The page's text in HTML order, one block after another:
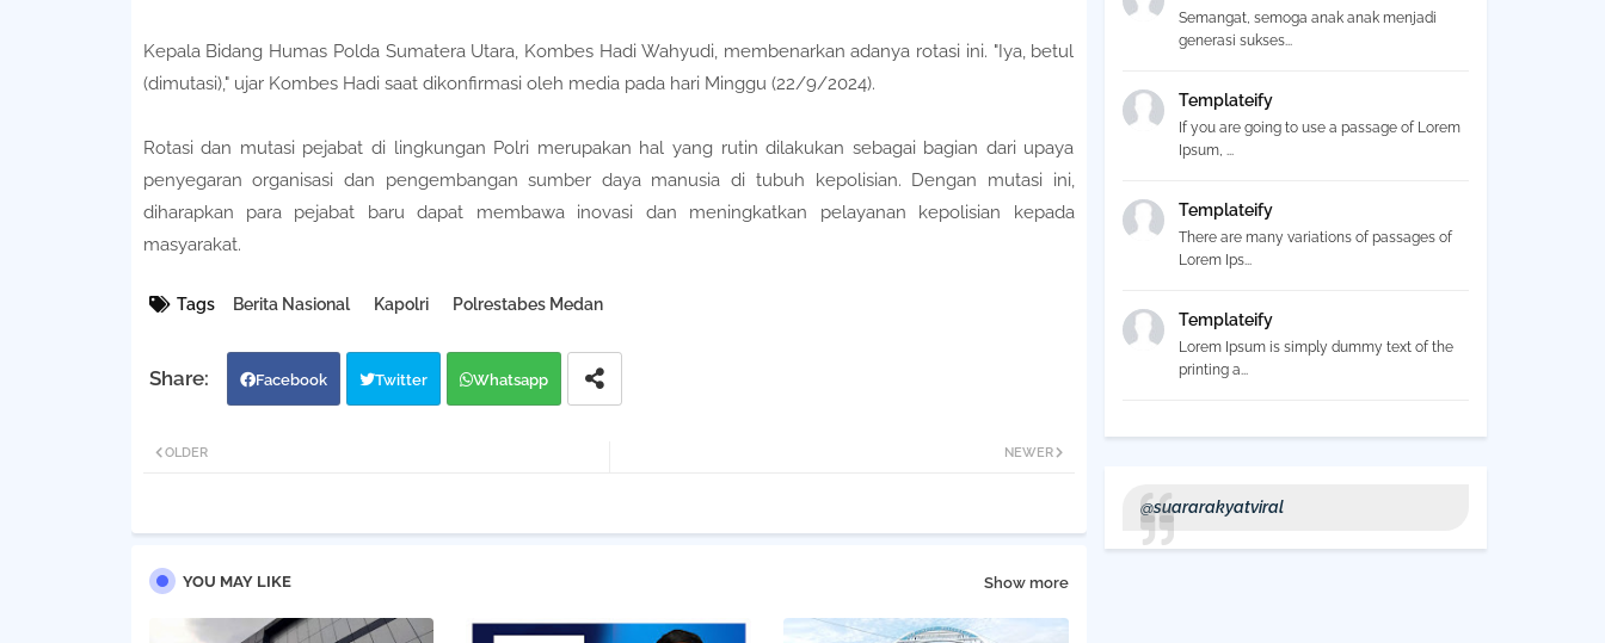
Kepala Bidang Humas Polda Sumatera Utara, Kombes Hadi Wahyudi, membenarkan adanya rotasi ini. "Iya, betul
(dimutasi)," ujar Kombes Hadi saat dikonfirmasi oleh media pada hari Minggu (22/9/2024).
Rotasi dan mutasi pejabat di lingkungan Polri merupakan hal yang rutin dilakukan sebagai bagian dari upaya
penyegaran organisasi dan pengembangan sumber daya manusia di tubuh kepolisian. Dengan mutasi ini,
diharapkan para pejabat baru dapat membawa inovasi dan meningkatkan pelayanan kepolisian kepada
masyarakat.
Tags Berita Nasional Kapolri Polrestabes Medan
Facebook Twitter Whatsapp
NEWER
OLDER
YOU MAY LIKE Show more
Semangat, semoga anak anak menjadi
generasi sukses...
Templateify
If you are going to use a passage of Lorem
Ipsum, ...
Templateify
There are many variations of passages of
Lorem Ips...
Templateify
Lorem Ipsum is simply dummy text of the
printing a...
@suararakyatviral